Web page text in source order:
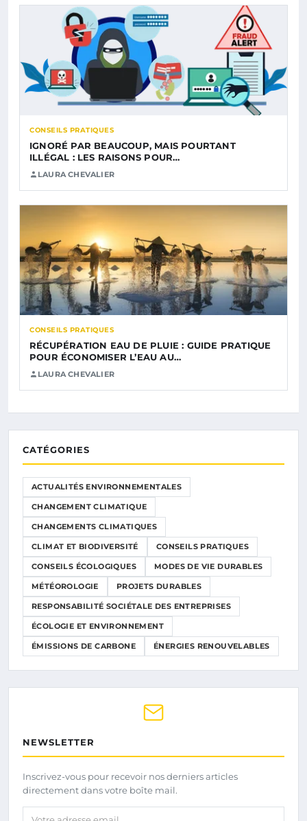
CONSEILS PRATIQUES
IGNORÉ PAR BEAUCOUP, MAIS POURTANT
ILLÉGAL : LES RAISONS POUR…
LAURA CHEVALIER
CONSEILS PRATIQUES
RÉCUPÉRATION EAU DE PLUIE : GUIDE PRATIQUE
POUR ÉCONOMISER L’EAU AU…
LAURA CHEVALIER
CATÉGORIES
ACTUALITÉS ENVIRONNEMENTALES
CHANGEMENT CLIMATIQUE
CHANGEMENTS CLIMATIQUES
CLIMAT ET BIODIVERSITÉ CONSEILS PRATIQUES
CONSEILS ÉCOLOGIQUES MODES DE VIE DURABLES
MÉTÉOROLOGIE PROJETS DURABLES
RESPONSABILITÉ SOCIÉTALE DES ENTREPRISES
ÉCOLOGIE ET ENVIRONNEMENT
ÉMISSIONS DE CARBONE ÉNERGIES RENOUVELABLES
NEWSLETTER
Inscrivez-vous pour recevoir nos derniers articles
directement dans votre boîte mail.
Votre adresse email